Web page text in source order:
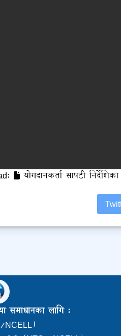
योगदानकर्ता सापटी
समाधानका लागि :
NCELL)